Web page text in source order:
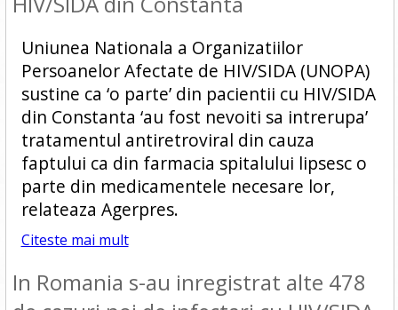
Uniunea Nationala a Organizatiilor
Persoanelor Afectate de HIV/SIDA (UNOPA)
sustine ca ‘o parte’ din pacientii cu HIV/SIDA
din Constanta ‘au fost nevoiti sa intrerupa’
tratamentul antiretroviral din cauza
faptului ca din farmacia spitalului lipsesc o
parte din medicamentele necesare lor,
relateaza Agerpres.
Citeste mai mult
In Romania s-au inregistrat alte 478